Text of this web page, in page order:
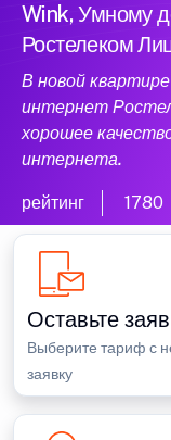
Wink, Умному
Ростелеком
В новой
интернет
хорошее
интернета.
рейтинг 1780
Оставьте
Выберите тариф с
заявку